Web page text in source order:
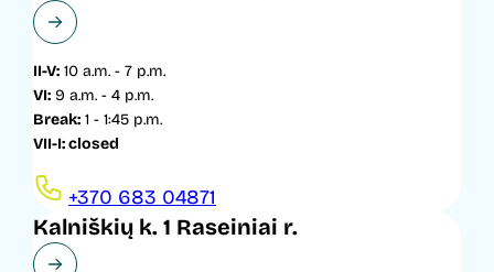
II-V: 10 a.m. - 7 p.m.
VI: 9 a.m. - 4 p.m.
Break: 1 - 1:45 p.m.
VII-I: closed
+370 683 04871
Kalniškių k. 1 Raseiniai r.